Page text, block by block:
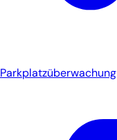
Parkplatzüberwachung